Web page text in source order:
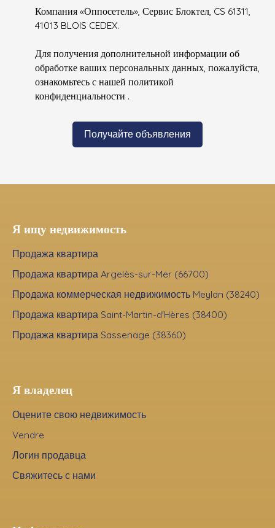
Компания «Оппосетель», Сервис Блоктел, CS 61311,
41013 BLOIS CEDEX.
Для получения дополнительной информации об
обработке ваших персональных данных, пожалуйста,
ознакомьтесь с нашей политикой
конфиденциальности .
Получайте объявления
Я ищу недвижимость
Продажа квартира
Продажа квартира Argelès-sur-Mer (66700)
Продажа коммерческая недвижимость Meylan (38240)
Продажа квартира Saint-Martin-d'Hères (38400)
Продажа квартира Sassenage (38360)
Я владелец
Оцените свою недвижимость
Vendre
Логин продавца
Свяжитесь с нами